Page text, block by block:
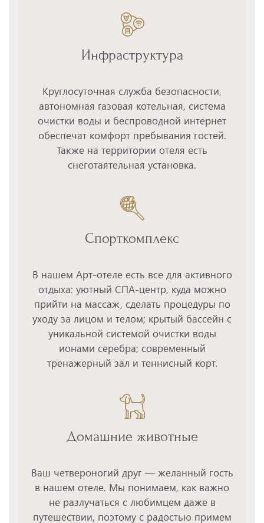
Спорткомплекс
В нашем Арт-отеле есть все для активного
отдыха: уютный СПА-центр, куда можно
прийти на массаж, сделать процедуры по
уходу за лицом и телом; крытый бассейн с
уникальной системой очистки воды
ионами серебра; современный
тренажерный зал и теннисный корт.
Домашние животные
Ваш четвероногий друг — желанный гость
в нашем отеле. Мы понимаем, как важно
не разлучаться с любимцем даже в
путешествии, поэтому с радостью примем
Инфраструктура
Круглосуточная служба безопасности,
автономная газовая котельная, система
очистки воды и беспроводной интернет
обеспечат комфорт пребывания гостей.
Также на территории отеля есть
снеготаятельная установка.